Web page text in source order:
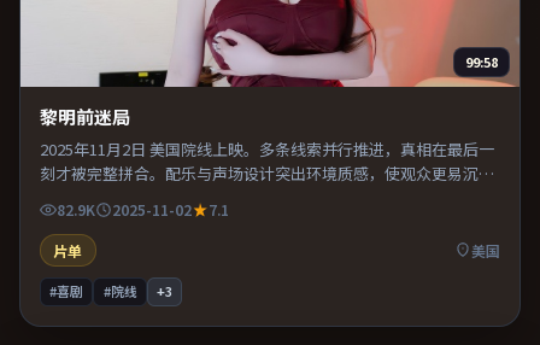
99:58
黎明前迷局
2025年11月2日 美国院线上映。多条线索并行推进，真相在最后一
刻才被完整拼合。配乐与声场设计突出环境质感，使观众更易沉浸
其中。推荐给偏爱群像戏与命运母题的影迷。
82.9K 2025-11-02
7.1
片单
美国
#喜剧 #院线 +3